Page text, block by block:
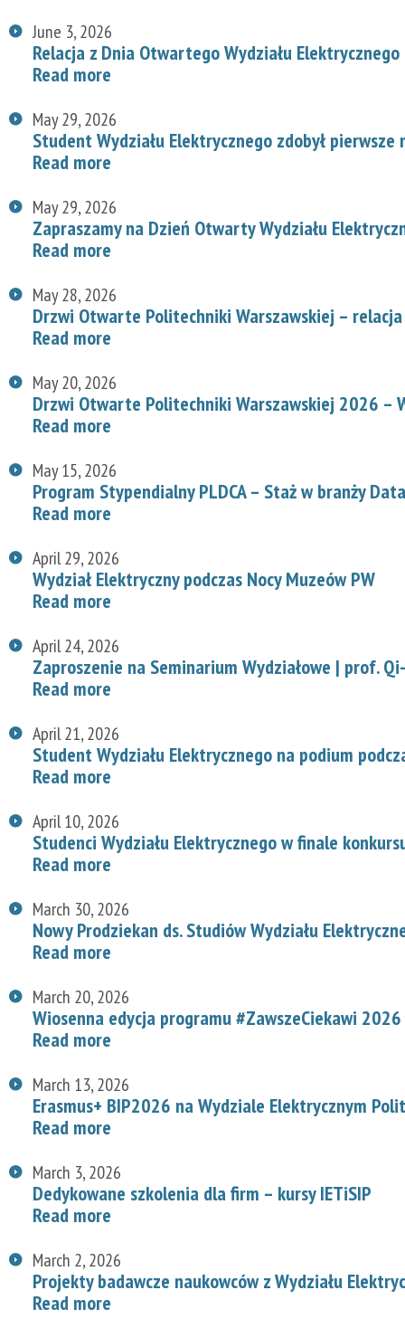
June 3, 2026
Relacja z Dnia Otwartego Wydziału
Read more
May 29, 2026
Student Wydziału Elektrycznego zdobył
Read more
May 29, 2026
Zapraszamy na Dzień Otwarty Wydziału
Read more
May 28, 2026
Drzwi Otwarte Politechniki Warszawskiej – relacja
Read more
May 20, 2026
Drzwi Otwarte Politechniki Warszawskiej 2026 –
Read more
May 15, 2026
Program Stypendialny PLDCA – Staż w branży
Read more
April 29, 2026
Wydział Elektryczny podczas Nocy Muzeów PW
Read more
April 24, 2026
Zaproszenie na Seminarium Wydziałowe | prof.
Read more
April 21, 2026
Student Wydziału Elektrycznego na podium
Read more
April 10, 2026
Studenci Wydziału Elektrycznego w finale
Read more
March 30, 2026
Nowy Prodziekan ds. Studiów Wydziału
Read more
March 20, 2026
Wiosenna edycja programu #ZawszeCiekawi
Read more
March 13, 2026
Erasmus+ BIP2026 na Wydziale Elektrycznym
Read more
March 3, 2026
Dedykowane szkolenia dla firm – kursy IETiSIP
Read more
March 2, 2026
Projekty badawcze naukowców z Wydziału
Read more